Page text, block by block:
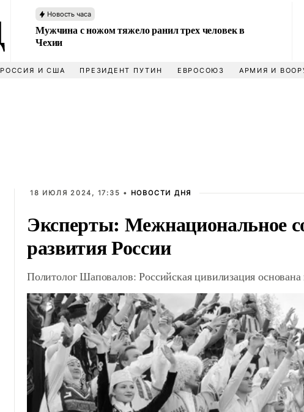
Новость часа
Мужчина с ножом тяжело ранил трех человек в
Чехии
РОССИЯ И США ПРЕЗИДЕНТ ПУТИН ЕВРОСОЮЗ АРМИЯ И
18 ИЮЛЯ 2024, 17:35 • НОВОСТИ ДНЯ
Эксперты: Межнациональное
развития России
Политолог Шаповалов: Российская цивилизация основана